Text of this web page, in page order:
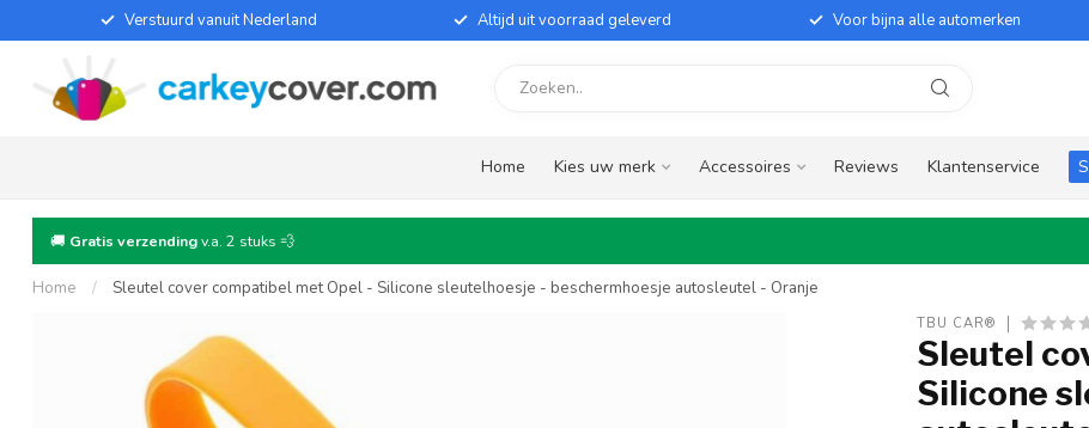
Verstuurd vanuit Nederland Altijd uit voorraad geleverd Voor bijna alle automerken
Home Kies uw merk Accessoires Reviews Klantenservice
🚚 Gratis verzendingv.a. 2 stuks 💨
Home / Sleutel cover compatibel met Opel - Silicone sleutelhoesje - beschermhoesje autosleutel - Oranje
TBU CAR®
Sleutel
Silicone